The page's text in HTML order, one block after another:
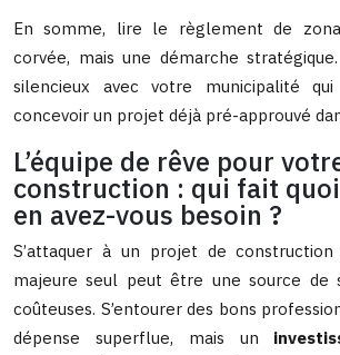
En somme, lire le règlement de
corvée, mais une démarche
silencieux avec votre municipalité
concevoir un projet déjà pré-approuvé
L’équipe de rêve pour
construction : qui fait
en avez-vous besoin ?
S’attaquer à un projet de
majeure seul peut être une source de
coûteuses. S’entourer des bons
dépense superflue, mais un